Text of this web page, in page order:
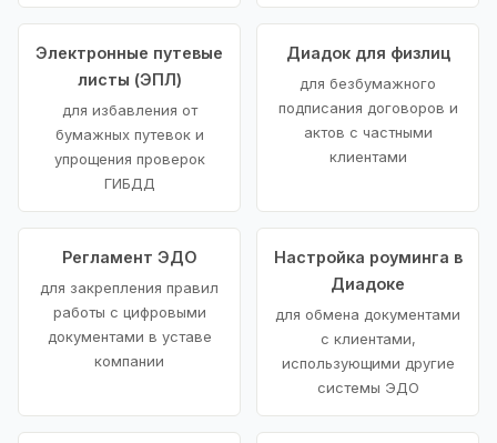
Электронные путевые
листы (ЭПЛ)
для избавления от
бумажных путевок и
упрощения проверок
ГИБДД
Диадок для физлиц
для безбумажного
подписания договоров и
актов с частными
клиентами
Регламент ЭДО
для закрепления правил
работы с цифровыми
документами в уставе
компании
Настройка роуминга в
Диадоке
для обмена документами
с клиентами,
использующими другие
системы ЭДО